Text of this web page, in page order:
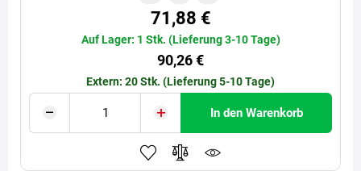
71,88 €
Auf Lager: 1 Stk. (Lieferung 3-10 Tage)
90,26 €
Extern: 20 Stk. (Lieferung 5-10 Tage)
In den Warenkorb